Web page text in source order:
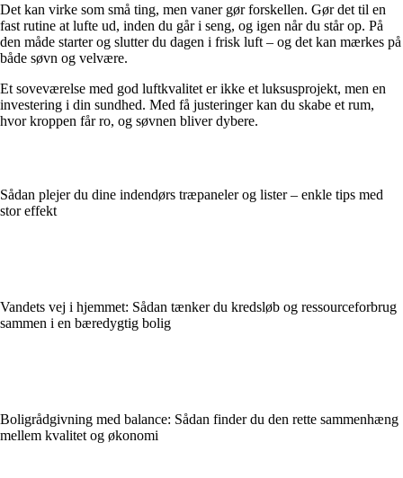
Det kan virke som små ting, men vaner gør forskellen. Gør det til en
fast rutine at lufte ud, inden du går i seng, og igen når du står op. På
den måde starter og slutter du dagen i frisk luft – og det kan mærkes på
både søvn og velvære.
Et soveværelse med god luftkvalitet er ikke et luksusprojekt, men en
investering i din sundhed. Med få justeringer kan du skabe et rum,
hvor kroppen får ro, og søvnen bliver dybere.
Sådan plejer du dine indendørs træpaneler og lister – enkle tips med
stor effekt
Vandets vej i hjemmet: Sådan tænker du kredsløb og ressourceforbrug
sammen i en bæredygtig bolig
Boligrådgivning med balance: Sådan finder du den rette sammenhæng
mellem kvalitet og økonomi